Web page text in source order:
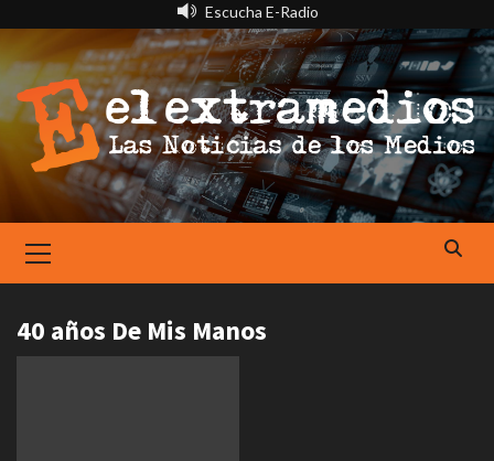
contenido
Escucha E-Radio
Menu
40 años De Mis Manos